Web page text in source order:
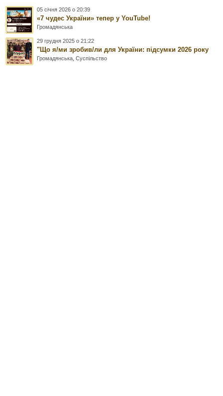
05 січня 2026 о 20:39
«7 чудес України» тепер у YouTube!
Громадянська
29 грудня 2025 о 21:22
"Що я/ми зробив/ли для України: підсумки 2026 року
Громадянська ,Суспільство